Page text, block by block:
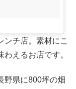
ンチ店。素材にこ
えるお店です。
野県に800坪の畑